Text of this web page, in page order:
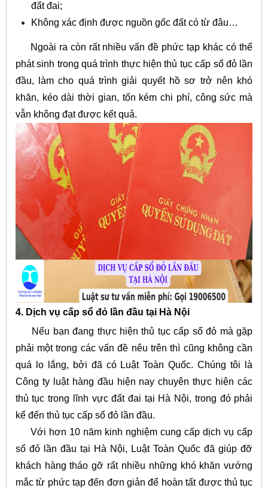
đất đai;
Không xác định được nguồn gốc đất có từ đâu…
Ngoài ra còn rất nhiều vấn đề phức tạp khác có thể
phát sinh trong quá trình thực hiện thủ tục cấp sổ đỏ lần
đầu, làm cho quá trình giải quyết hồ sơ trở nên khó
khăn, kéo dài thời gian, tốn kém chi phí, công sức mà
vẫn không đạt được kết quả.
4. Dịch vụ cấp sổ đỏ lần đầu tại Hà Nội
Nếu bạn đang thực hiện thủ tục cấp sổ đỏ mà gặp
phải một trong các vấn đề nêu trên thì cũng không cần
quá lo lắng, bởi đã có Luật Toàn Quốc. Chúng tôi là
Công ty luật hàng đầu hiện nay chuyên thực hiện các
thủ tục trong lĩnh vực đất đai tại Hà Nội, trong đó phải
kể đến thủ tục cấp sổ đỏ lần đầu.
Với hơn 10 năm kinh nghiệm cung cấp dịch vụ cấp
sổ đỏ lần đầu tại Hà Nội, Luật Toàn Quốc đã giúp đỡ
khách hàng tháo gỡ rất nhiều những khó khăn vướng
mắc từ phức tạp đến đơn giản để hoàn tất được thủ tục